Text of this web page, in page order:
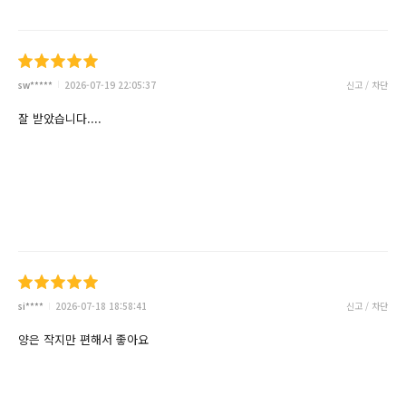
sw***** 2026-07-19 22:05:37 신고 / 차단
잘 받았습니다....
si**** 2026-07-18 18:58:41 신고 / 차단
양은 작지만 편해서 좋아요